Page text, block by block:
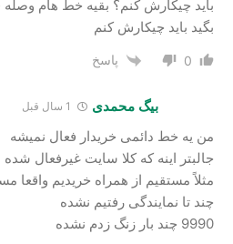
باید چیکارش کنم؟ بقیه خط هام
بگید باید چیکارش کنم
0 پاسخ
بیگ محمدی
من یه خط دائمی خریدار فعال نمیشه
جالبتر اینه که کلا سایت غیرفعال شده
مثلاً مستقیم از همراه خریدیم واقعا
چند تا نمایندگی رفتیم نشده
9990 چند بار زنگ زدم نشده